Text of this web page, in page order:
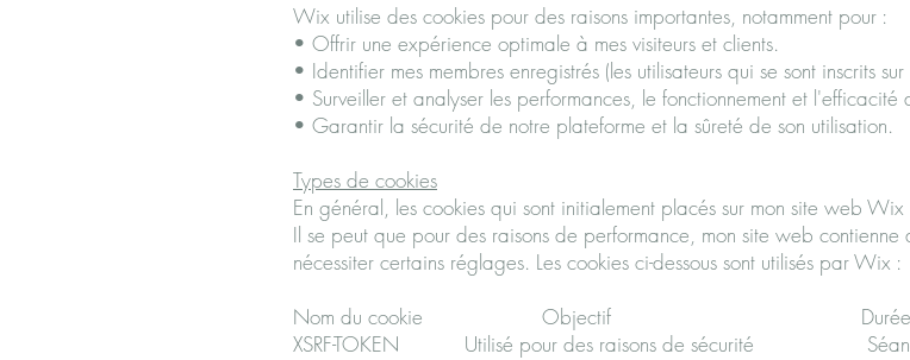
Wix utilise des cookies pour des raisons importantes, notamment pour :
• Offrir une expérience optimale à mes visiteurs et clients.
• Identifier mes membres enregistrés (les utilisateurs qui se sont inscrits sur
• Surveiller et analyser les performances, le fonctionnement et
• Garantir la sécurité de notre plateforme et la sûreté de son utilisation.
Types de cookies
En général, les cookies qui sont initialement placés sur mon site web Wix
Il se peut que pour des raisons de performance, mon site web
nécessiter certains réglages. Les cookies ci-dessous sont utilisés par Wix :
Nom du cookie Objectif
XSRF-TOKEN Utilisé pour des raisons de